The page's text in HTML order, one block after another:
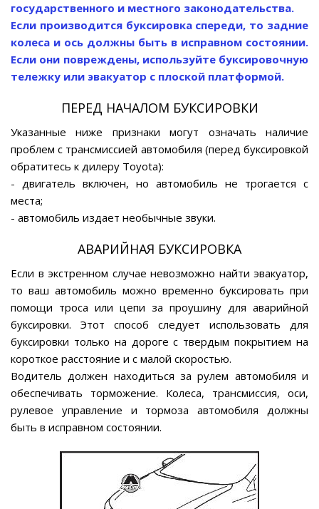
государственного и местного законодательства.
Если производится буксировка спереди, то задние
колеса и ось должны быть в исправном состоянии.
Если они повреждены, используйте буксировочную
тележку или эвакуатор с плоской платформой.
ПЕРЕД НАЧАЛОМ БУКСИРОВКИ
Указанные ниже признаки могут означать наличие
проблем с трансмиссией автомобиля (перед буксировкой
обратитесь к дилеру Toyota):
- двигатель включен, но автомобиль не трогается с
места;
- автомобиль издает необычные звуки.
АВАРИЙНАЯ БУКСИРОВКА
Если в экстренном случае невозможно найти эвакуатор,
то ваш автомобиль можно временно буксировать при
помощи троса или цепи за проушину для аварийной
буксировки. Этот способ следует использовать для
буксировки только на дороге с твердым покрытием на
короткое расстояние и с малой скоростью.
Водитель должен находиться за рулем автомобиля и
обеспечивать торможение. Колеса, трансмиссия, оси,
рулевое управление и тормоза автомобиля должны
быть в исправном состоянии.